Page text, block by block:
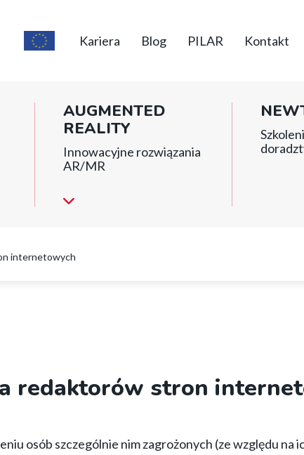
short
Kariera Blog PILAR Kontakt
AUGMENTED
REALITY
Innowacyjne rozwiązania
AR/MR
internetowych
redaktorów stron
osób szczególnie nim zagrożonych (ze względu na